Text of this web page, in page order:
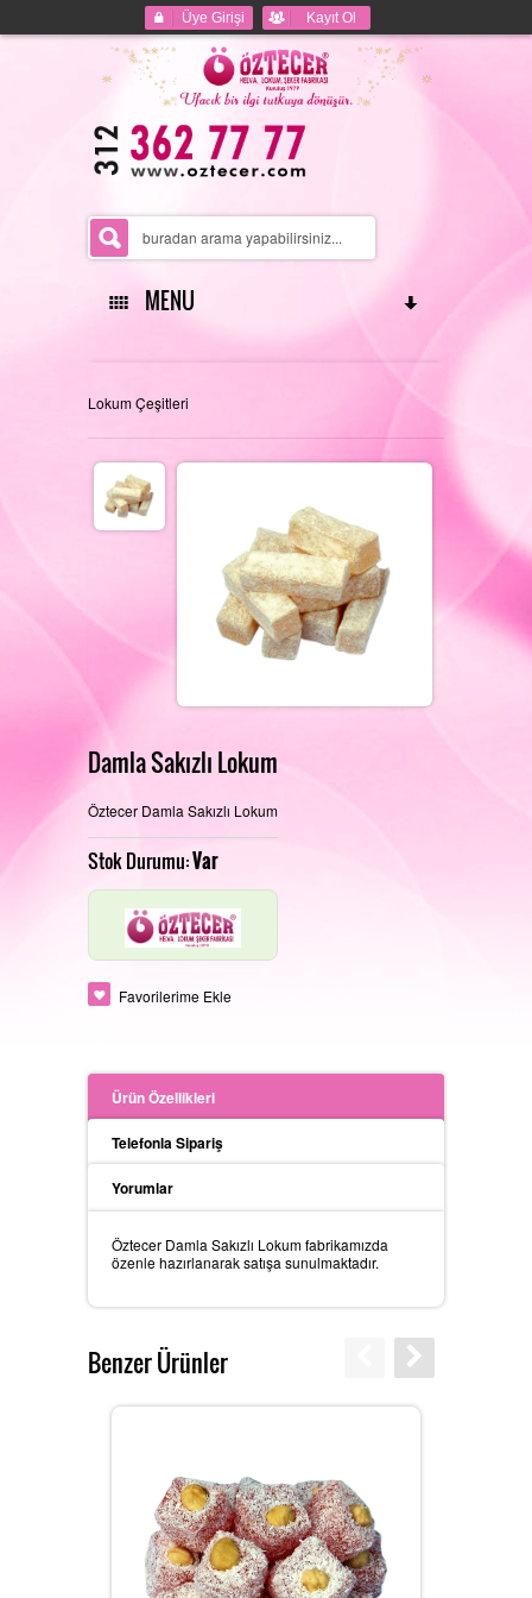
Üye Girişi Kayıt Ol
MENU
ANASAYFA
HAKKIMIZDA
REFERANSLARIMIZ
FOTOĞRAF GALERISI
PERAKENDE SATIŞ MAĞAZAMIZ
ÜRETIM ALANLARIMIZ
İLETIŞIM
Lokum Çeşitleri
Damla Sakızlı Lokum
Öztecer Damla Sakızlı Lokum
Stok Durumu:Var
Favorilerime Ekle
Ürün Özellikleri
Telefonla Sipariş
Yorumlar
Öztecer Damla Sakızlı Lokum fabrikamızda
özenle hazırlanarak satışa sunulmaktadır.
Benzer Ürünler